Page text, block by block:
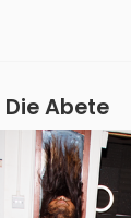
Die Abete